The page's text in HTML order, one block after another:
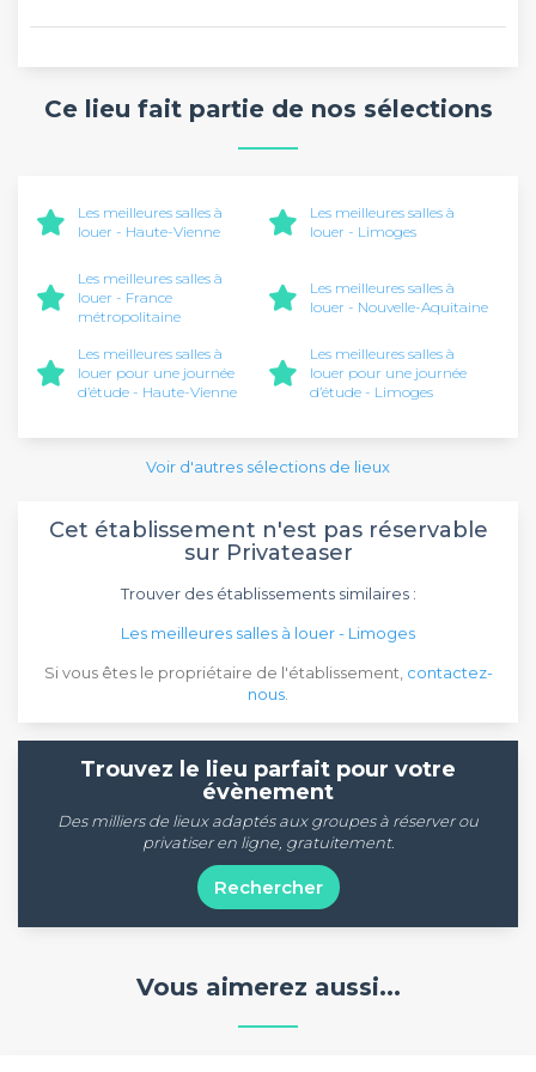
Ce lieu fait partie de nos sélections
Les meilleures salles à
louer - Haute-Vienne
Les meilleures salles à
louer - Limoges
Les meilleures salles à
louer - France
métropolitaine
Les meilleures salles à
louer - Nouvelle-Aquitaine
Les meilleures salles à
louer pour une journée
d’étude - Haute-Vienne
Les meilleures salles à
louer pour une journée
d’étude - Limoges
Voir d'autres sélections de lieux
Cet établissement n'est pas réservable
sur Privateaser
Trouver des établissements similaires :
Les meilleures salles à louer - Limoges
Si vous êtes le propriétaire de l'établissement, contactez-
nous
Trouvez le lieu parfait pour votre
évènement
Des milliers de lieux adaptés aux groupes à réserver ou
privatiser en ligne, gratuitement.
Rechercher
Vous aimerez aussi...